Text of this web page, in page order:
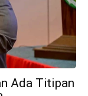
Ada Titipan